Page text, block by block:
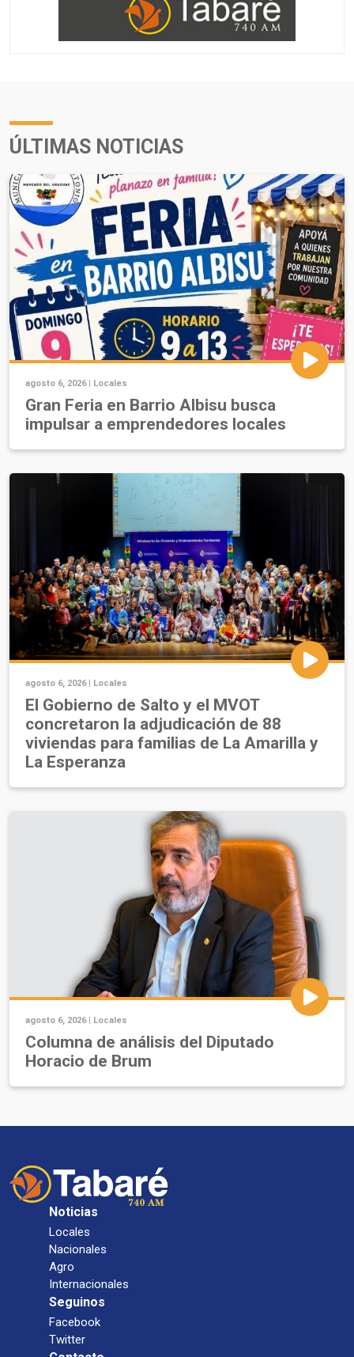
ÚLTIMAS NOTICIAS
agosto 6, 2026 | Locales
Gran Feria en Barrio Albisu busca
impulsar a emprendedores locales
agosto 6, 2026 | Locales
El Gobierno de Salto y el MVOT
concretaron la adjudicación de 88
viviendas para familias de La Amarilla y
La Esperanza
agosto 6, 2026 | Locales
Columna de análisis del Diputado
Horacio de Brum
Noticias
Locales
Nacionales
Agro
Internacionales
Seguinos
Facebook
Twitter